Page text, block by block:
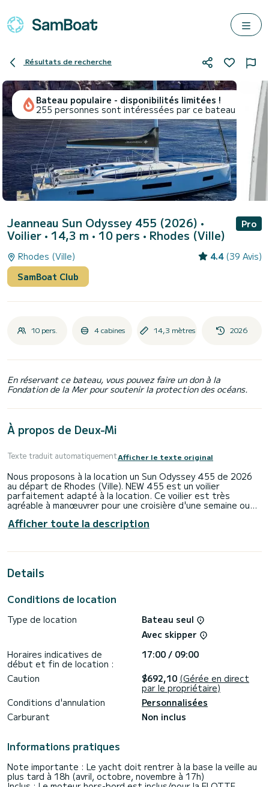
Résultats de recherche
Bateau populaire - disponibilités limitées !
255 personnes sont intéressées par ce bateau
Jeanneau Sun Odyssey 455 (2026) •
Voilier • 14,3 m • 10 pers • Rhodes (Ville)
Pro
Rhodes (Ville) 4.4 (39 Avis)
SamBoat Club
10 pers. 4 cabines 14,3 mètres 2026
En réservant ce bateau, vous pouvez faire un don à la
Fondation de la Mer pour soutenir la protection des océans.
À propos de Deux-Mi
Texte traduit automatiquementAfficher le texte original
Nous proposons à la location un Sun Odyssey 455 de 2026
au départ de Rhodes (Ville). NEW 455 est un voilier
parfaitement adapté à la location. Ce voilier est très
agréable à manœuvrer pour une croisière d'une semaine ou
Vous allez passer une croisière d'exception sur ce voilier
en navigation et profiter de ses 4 cabines tout confort.
Ce Sun Odyssey 455 est pourvu de 4 toilettes avec
Ce bateau est équipé d'une Grand voile semi-lattée et d'un
équipements suivants : Pilote automatique, Moteur
d'annexe, Propulseur d'étrave, Prise USB, Douche de pont,
N'hésitez pas à nous contacter pour toute demande devis,
vous serez accompagné par un expert SamBoat dans votre
Afficher toute la description
Details
Conditions de location
Type de location
Bateau seul
Avec skipper
Horaires indicatives de
début et fin de location :
17:00 / 09:00
Caution
$692,10 (Gérée en direct
par le propriétaire)
Conditions d'annulation
Personnalisées
Carburant
Non inclus
Informations pratiques
Note importante : Le yacht doit rentrer à la base la veille au
plus tard à 18h (avril, octobre, novembre à 17h)